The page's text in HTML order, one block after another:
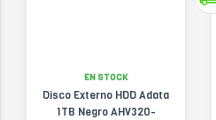
EN STOCK
Disco Externo HDD Adata
1TB Negro AHV320-